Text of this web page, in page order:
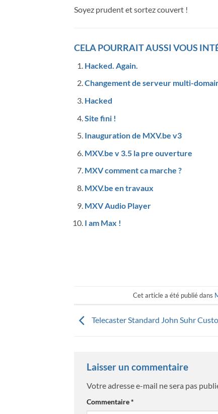
Soyez prudent et sortez couvert !
CELA POURRAIT AUSSI VOUS
Hacked. Again.
Changement de serveur multi-
Hacked
Site fini !
Inauguration de MXV.be v3
MXV.be v 3.5 la pre ouverture
MXV comment ca marche ?
MXV.be en travaux
MXV Audio Player
I am Max !
Cet article a été publié dans
Telecaster Standard John Suhr
Laisser un commentaire
Votre adresse e-mail ne sera pas
Commentaire*